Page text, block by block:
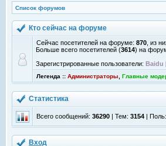
Список форумов
Кто сейчас на форуме
Сейчас посетителей на форуме: 870 , из
Больше всего посетителей (3614) на
Зарегистрированные пользователи: Baidu
Легенда :: Администраторы Главные
Статистика
Всего сообщений: 36290 | Тем: 3154 |
Вход